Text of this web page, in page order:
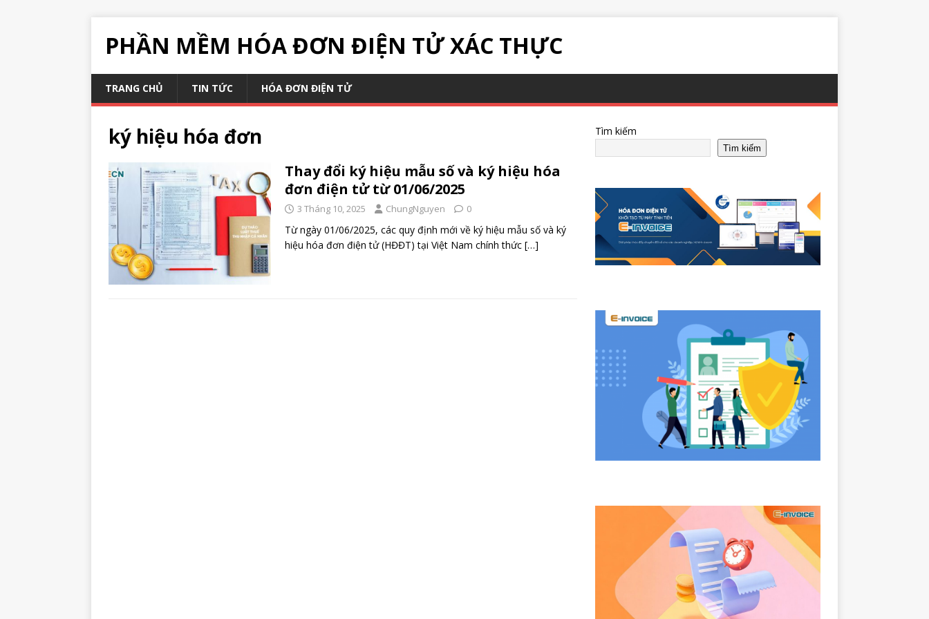
PHẦN MỀM HÓA ĐƠN ĐIỆN TỬ XÁC THỰC
TRANG CHỦ TIN TỨC HÓA ĐƠN ĐIỆN TỬ
ký hiệu hóa đơn
Thay đổi ký hiệu mẫu số và ký hiệu hóa
đơn điện tử từ 01/06/2025
3 Tháng 10, 2025 ChungNguyen 0
Từ ngày 01/06/2025, các quy định mới về ký hiệu mẫu số và ký
hiệu hóa đơn điện tử (HĐĐT) tại Việt Nam chính thức […]
Tìm kiếm
Tìm kiếm